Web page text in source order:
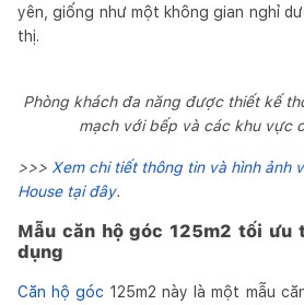
yên, giống như một không gian nghỉ
thị.
Phòng khách đa năng được thiết kế
mạch với bếp và các khu vực
>>> Xem chi tiết thông tin và hình ảnh
House tại đây.
Mẫu căn hộ góc 125m2 tối ưu
dụng
Căn hộ góc 125m2 này là một mẫu